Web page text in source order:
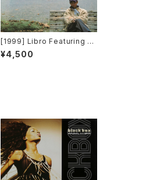
[1999] Libro Featuring M
omoe Shimano – 対話 [P-
Vine Records]
¥4,500